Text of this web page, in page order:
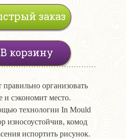
заказ
В корзину
организовать
и сэкономит место.
технологии In Mould
износоустойчив, комод
испортить рисунок.